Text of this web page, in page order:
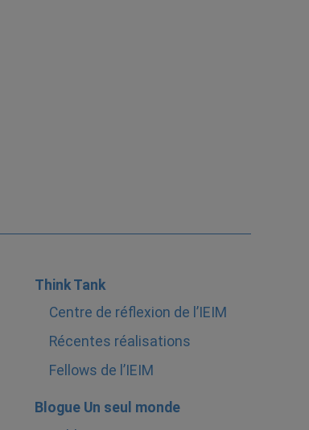
Think Tank
Centre de réflexion de l’IEIM
Récentes réalisations
Fellows de l’IEIM
Blogue Un seul monde